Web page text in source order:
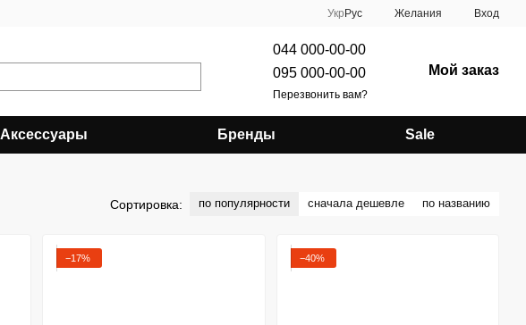
Укр Рус Желания Вход
044 000-00-00
095 000-00-00
Перезвонить вам?
Мой заказ
Аксессуары Бренды Sale
Сортировка: по популярности сначала дешевле по названию
−17% −40%